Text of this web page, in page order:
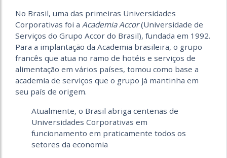
No Brasil, uma das primeiras Universidades
Corporativas foi a Academia Accor(Universidade de
Serviços do Grupo Accor do Brasil), fundada em 1992.
Para a implantação da Academia brasileira, o grupo
francês que atua no ramo de hotéis e serviços de
alimentação em vários países, tomou como base a
academia de serviços que o grupo já mantinha em
seu país de origem.
Atualmente, o Brasil abriga centenas de
Universidades Corporativas em
funcionamento em praticamente todos os
setores da economia